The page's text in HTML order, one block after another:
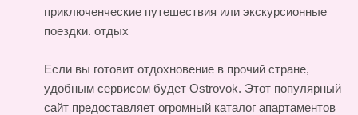
приключенческие путешествия или экскурсионные
поездки. отдых
Если вы готовит отдохновение в прочий стране,
удобным сервисом будет Ostrovok. Этот популярный
сайт предоставляет огромный каталог апартаментов